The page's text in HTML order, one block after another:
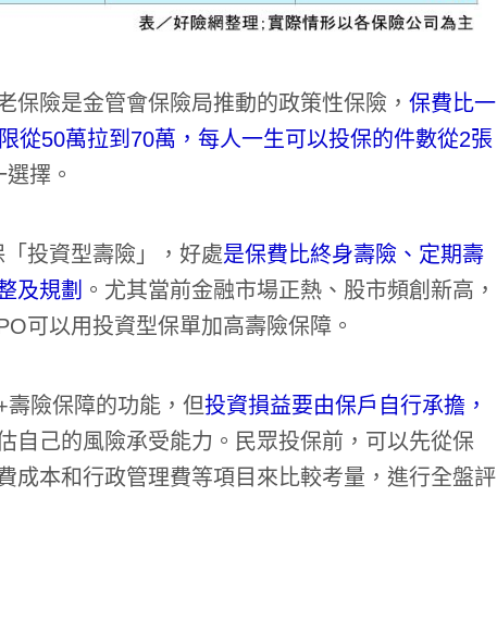
險是金管會保險局推動的政策性保險， 保費比一
從50萬拉到70萬，每人一生可以投保的件數從2張
擇。
投資型壽險」，好處是保費比終身壽險、定期壽
及規劃 。尤其當前金融市場正熱、股市頻創新高，
可以用投資型保單加高壽險保障。
險保障的功能，但投資損益要由保戶自行承擔，
自己的風險承受能力。民眾投保前，可以先從保
成本和行政管理費等項目來比較考量，進行全盤評